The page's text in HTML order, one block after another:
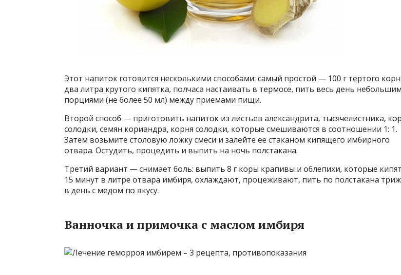
Этот напиток готовится несколькими способами: самый простой — 100 г тертого
два литра крутого кипятка, полчаса настаивать в термосе, пить весь день
порциями (не более 50 мл) между приемами пищи.
Второй способ — приготовить напиток из листьев александрита, тысячелистника,
солодки, семян кориандра, корня солодки, которые смешиваются в соотношении 1: 1.
Затем возьмите столовую ложку смеси и залейте ее стаканом кипящего имбирного
отвара. Остудить, процедить и выпить на ночь полстакана.
Третий вариант — снимает боль: выпить 8 г коры крапивы и облепихи, которые
15 минут в литре отвара имбиря, охлаждают, процеживают, пить по полстакана
в день с медом по вкусу.
Ванночка и примочка с маслом имбиря